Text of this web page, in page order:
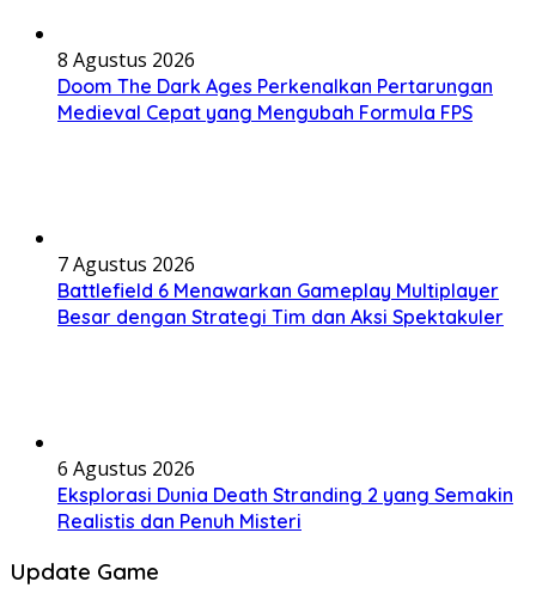
8 Agustus 2026
Doom The Dark Ages Perkenalkan Pertarungan
Medieval Cepat yang Mengubah Formula FPS
7 Agustus 2026
Battlefield 6 Menawarkan Gameplay Multiplayer
Besar dengan Strategi Tim dan Aksi Spektakuler
6 Agustus 2026
Eksplorasi Dunia Death Stranding 2 yang Semakin
Realistis dan Penuh Misteri
Update Game